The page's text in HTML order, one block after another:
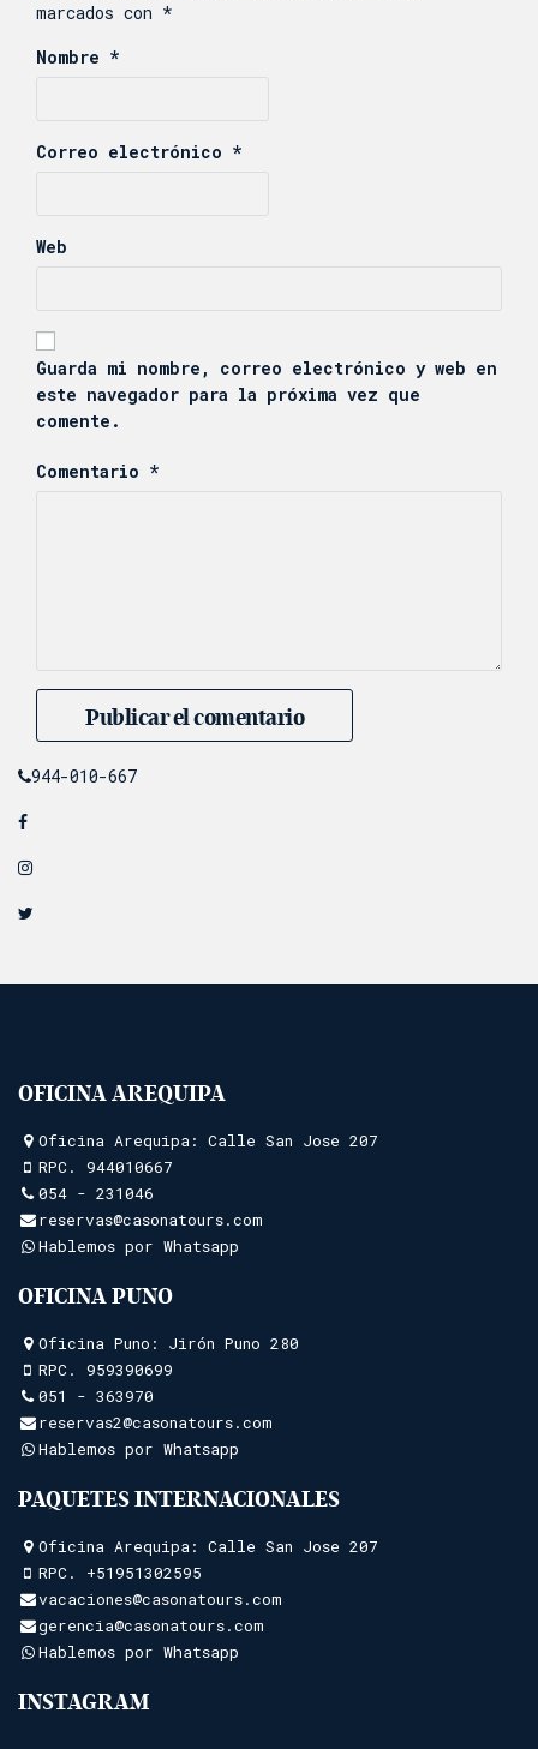
marcados con *
Nombre *
Correo electrónico *
Web
Guarda mi nombre, correo electrónico y web en
este navegador para la próxima vez que
comente.
Comentario *
944-010-667
OFICINA AREQUIPA
Oficina Arequipa: Calle San Jose 207
RPC. 944010667
054 - 231046
reservas@casonatours.com
Hablemos por Whatsapp
OFICINA PUNO
Oficina Puno: Jirón Puno 280
RPC. 959390699
051 - 363970
reservas2@casonatours.com
Hablemos por Whatsapp
PAQUETES INTERNACIONALES
Oficina Arequipa: Calle San Jose 207
RPC. +51951302595
vacaciones@casonatours.com
gerencia@casonatours.com
Hablemos por Whatsapp
INSTAGRAM